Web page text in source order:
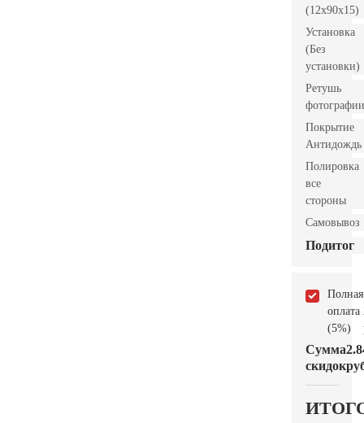
(12x90x15)
Установка
(Без
установки)
Ретушь
фотографии
Покрытие
Антидождь
Полировка
все
стороны
Самовывоз
Подитог
Полная
оплата
(5%)
Сумма
скидок